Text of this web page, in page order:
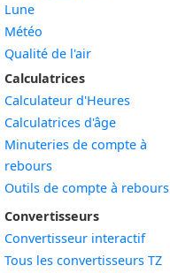
Lune
Météo
Qualité de l'air
Calculatrices
Calculateur d'Heures
Calculatrices d'âge
Minuteries de compte à
rebours
Outils de compte à rebours
Convertisseurs
Convertisseur interactif
Tous les convertisseurs TZ